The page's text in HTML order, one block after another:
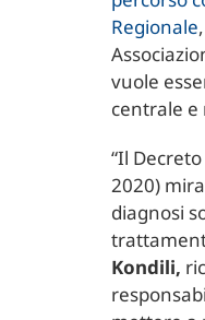
Regionale
vuole
centrale e
“Il
2020)
diagnosi
Kondili,